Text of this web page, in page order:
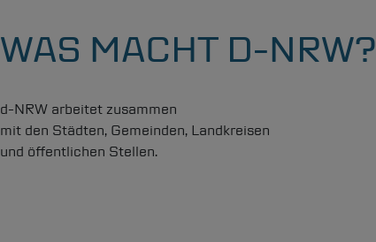
WAS MACHT D-NRW?
d-NRW arbeitet zusammen
mit den Städten, Gemeinden, Landkreisen
und öffentlichen Stellen.